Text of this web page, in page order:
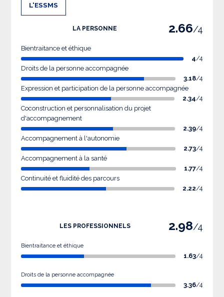
L'ESSMS
LA PERSONNE 2.66/4
Bientraitance et éthique
4/4
Droits de la personne accompagnée
3.18/4
Expression et participation de la personne accompagnée
2.34/4
Coconstruction et personnalisation du projet
d'accompagnement
2.39/4
Accompagnement à l'autonomie
2.73/4
Accompagnement à la santé
1.77/4
Continuité et fluidité des parcours
2.22/4
LES PROFESSIONNELS 2.98/4
Bientraitance et éthique
1.63/4
Droits de la personne accompagnée
3.36/4